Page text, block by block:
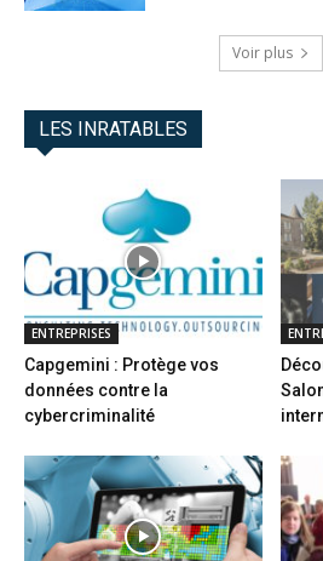
Voir plus
LES INRATABLES
ENTREPRISES
Capgemini : Protège vos
données contre la
cybercriminalité